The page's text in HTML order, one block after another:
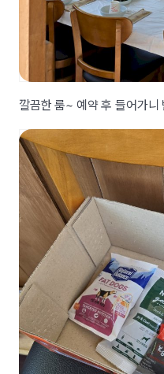
깔끔한 룸~ 예약 후 들어가니